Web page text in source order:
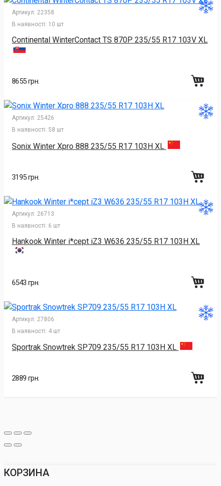
Артикул: 22358
В наявності: 10 шт
Continental WinterContact TS 870P 235/55 R17 103V XL
8655 грн.
Артикул: 25426
В наявності: 58 шт
Sonix Winter Xpro 888 235/55 R17 103H XL
3195 грн.
Артикул: 26713
В наявності: 6 шт
Hankook Winter i*cept iZ3 W636 235/55 R17 103H XL
6543 грн.
Артикул: 27806
В наявності: 4 шт
Sportrak Snowtrek SP709 235/55 R17 103H XL
2889 грн.
КОРЗИНА